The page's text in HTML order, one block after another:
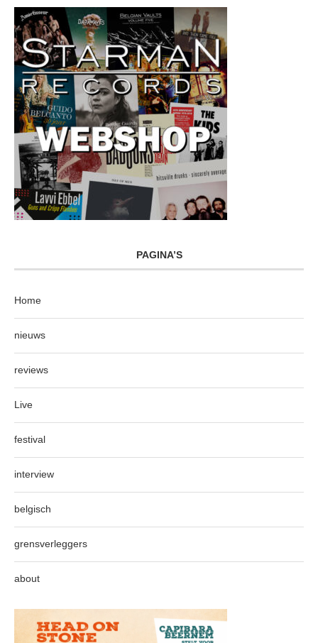
PAGINA’S
Home
nieuws
reviews
Live
festival
interview
belgisch
grensverleggers
about